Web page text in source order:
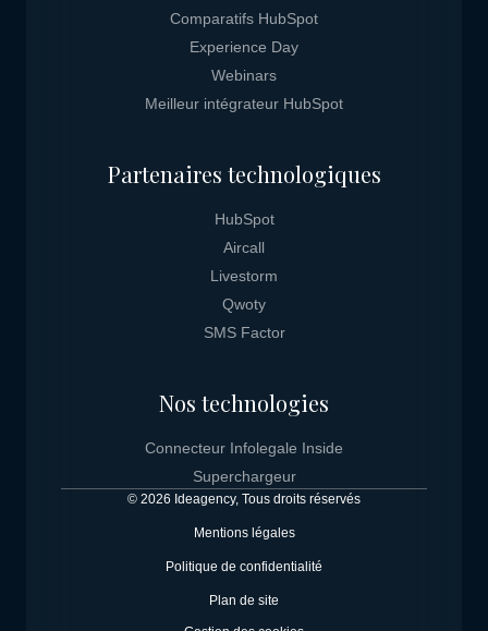
Comparatifs HubSpot
Experience Day
Webinars
Meilleur intégrateur HubSpot
Partenaires technologiques
HubSpot
Aircall
Livestorm
Qwoty
SMS Factor
Nos technologies
Connecteur Infolegale Inside
Superchargeur
© 2026 Ideagency, Tous droits réservés
Mentions légales
Politique de confidentialité
Plan de site